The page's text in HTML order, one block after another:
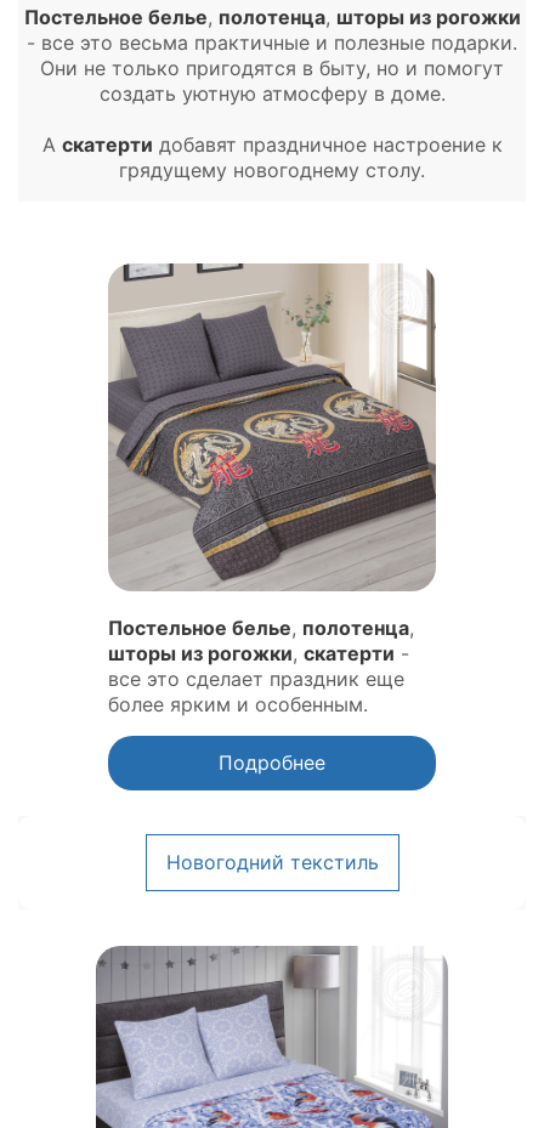
Постельное белье, полотенца, шторы из рогожки
- все это весьма практичные и полезные подарки.
Они не только пригодятся в быту, но и помогут
создать уютную атмосферу в доме.
А скатерти добавят праздничное настроение к
грядущему новогоднему столу.
Постельное белье, полотенца,
шторы из рогожки, скатерти -
все это сделает праздник еще
более ярким и особенным.
Подробнее
Новогодний текстиль